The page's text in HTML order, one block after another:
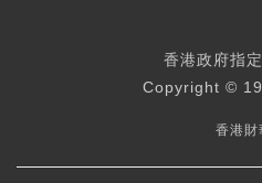
香港政府指
Copyright ©
香港財